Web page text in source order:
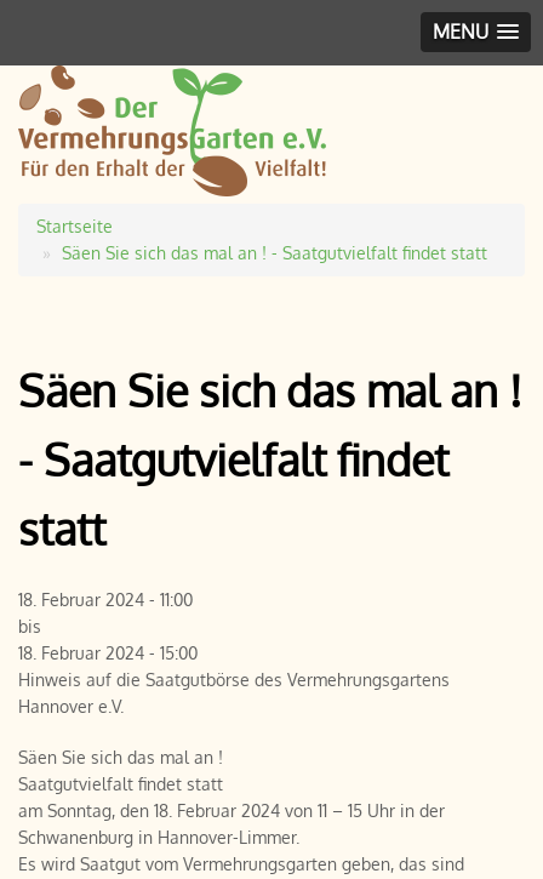
MENU
Pfadnavigation
Startseite
Säen Sie sich das mal an ! - Saatgutvielfalt findet statt
Säen Sie sich das mal an !
- Saatgutvielfalt findet
statt
18. Februar 2024 - 11:00
bis
18. Februar 2024 - 15:00
Hinweis auf die Saatgutbörse des Vermehrungsgartens
Hannover e.V.
Säen Sie sich das mal an !
Saatgutvielfalt findet statt
am Sonntag, den 18. Februar 2024 von 11 – 15 Uhr in der
Schwanenburg in Hannover-Limmer.
Es wird Saatgut vom Vermehrungsgarten geben, das sind